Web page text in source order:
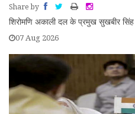
Share by
शिरोमणि अकाली दल के प्रमुख सुखबीर सिंह
07 Aug 2026